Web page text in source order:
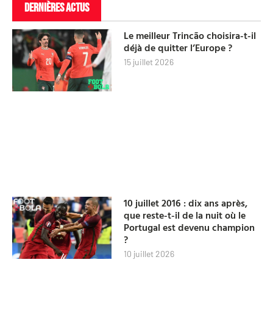
DERNIÈRES ACTUS
Le meilleur Trincão choisira-t-il
déjà de quitter l’Europe ?
15 juillet 2026
10 juillet 2016 : dix ans après,
que reste-t-il de la nuit où le
Portugal est devenu champion
?
10 juillet 2026